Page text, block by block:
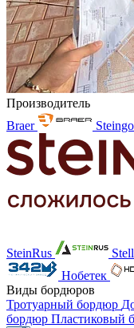
Производитель
Braer
SteinRus
Нобетек
Виды бордюров
Тротуарный бордюр
бордюр Пластиковый